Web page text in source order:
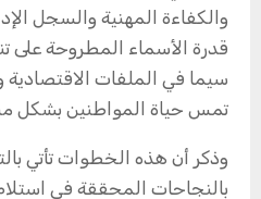
والكفاءة المهنية والسجل
قدرة الأسماء المطروحة على
سيما في الملفات الاقتصادية
تمس حياة المواطنين بشكل
وذكر أن هذه الخطوات تأتي
بالنجاحات المحققة في